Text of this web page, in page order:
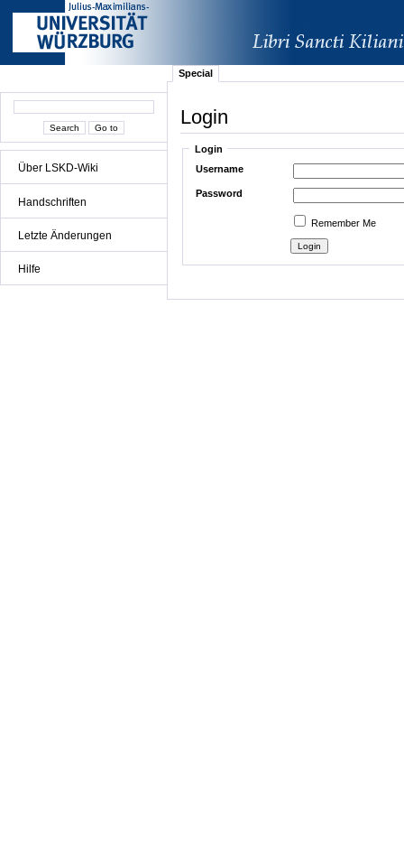
Über LSKD-Wiki
Handschriften
Letzte Änderungen
Hilfe
Special
Login
Login
Username
Password
Remember Me